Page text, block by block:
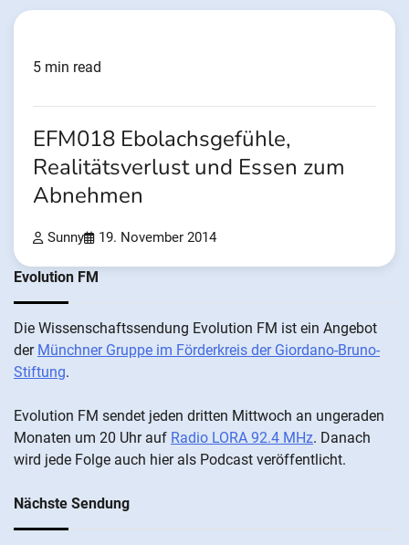
5 min read
EFM018 Ebolachsgefühle,
Realitätsverlust und Essen zum
Abnehmen
Sunny 19. November 2014
Evolution FM
Die Wis­sen­schafts­send­ung Evolution FM ist ein An­ge­bot
der Münch­ner Grup­pe im För­der­kreis der Gi­ordano-Bruno-
Stiftung.
Evolution FM sen­det je­den drit­ten Mitt­woch an un­ge­ra­den
Mo­nat­en um 20 Uhr auf Radio LORA 92.4 MHz. Da­nach
wird je­de Fol­ge auch hier als Pod­cast ver­öffentlicht.
Nächste Sendung